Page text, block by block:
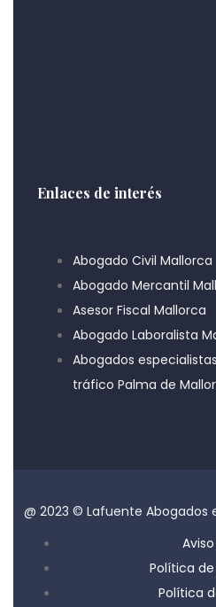
Enlaces de interés
Abogado Civil Mallorca
Abogado Mercantil
Asesor Fiscal Mallorca
Abogado Laboralista
Abogados
tráfico Palma de
@ 2023 © Lafuente Abogados
Política
Política